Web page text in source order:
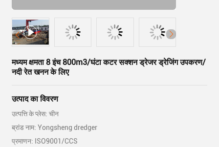
मध्यम क्षमता 8 इंच 800m3/घंटा कटर सक्शन ड्रेजर ड्रेजिंग उपकरण/
नदी रेत खनन के लिए
उत्पाद का विवरण
उत्पत्ति के प्लेस: चीन
ब्रांड नाम: Yongsheng dredger
प्रमाणन: ISO9001/CCS